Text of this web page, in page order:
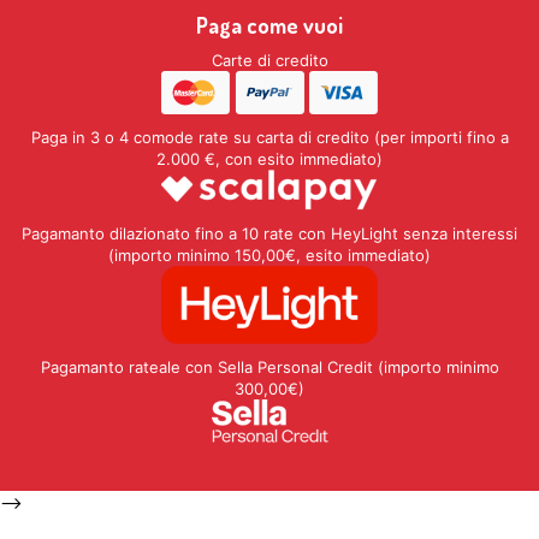
Paga come vuoi
Carte di credito
Paga in 3 o 4 comode rate su carta di credito (per importi fino a
2.000 €, con esito immediato)
Pagamanto dilazionato fino a 10 rate con HeyLight senza interessi
(importo minimo 150,00€, esito immediato)
Pagamanto rateale con Sella Personal Credit (importo minimo
300,00€)
-->